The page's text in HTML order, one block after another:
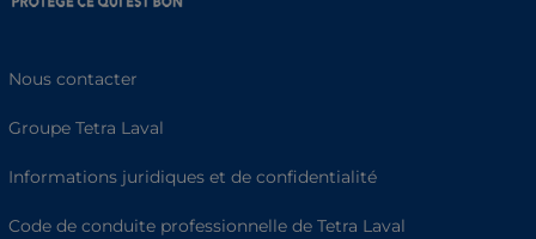
Nous contacter
Groupe Tetra Laval
Informations juridiques et de confidentialité
Code de conduite professionnelle de Tetra Laval